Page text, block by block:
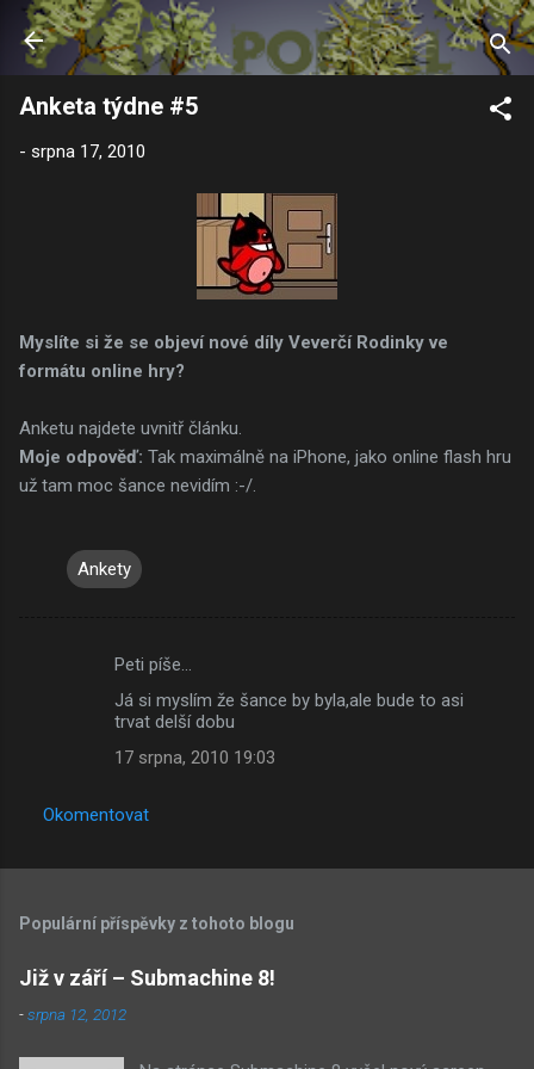
Přeskočit na hlavní obsah
Anketa týdne #5
- srpna 17, 2010
Myslíte si že se objeví nové díly Veverčí Rodinky ve
formátu online hry?
Anketu najdete uvnitř článku.
Moje odpověď: Tak maximálně na iPhone, jako online flash hru
už tam moc šance nevidím :-/.
Ankety
n
Peti píše…
Já si myslím že šance by byla,ale bude to asi
trvat delší dobu
17 srpna, 2010 19:03
Okomentovat
Populární příspěvky z tohoto blogu
Již v září – Submachine 8!
-srpna 12, 2012